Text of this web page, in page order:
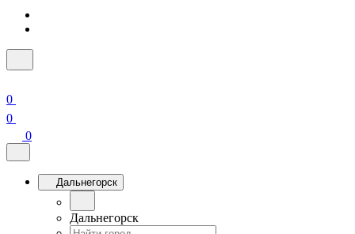
0
0
0
Дальнегорск
Дальнегорск